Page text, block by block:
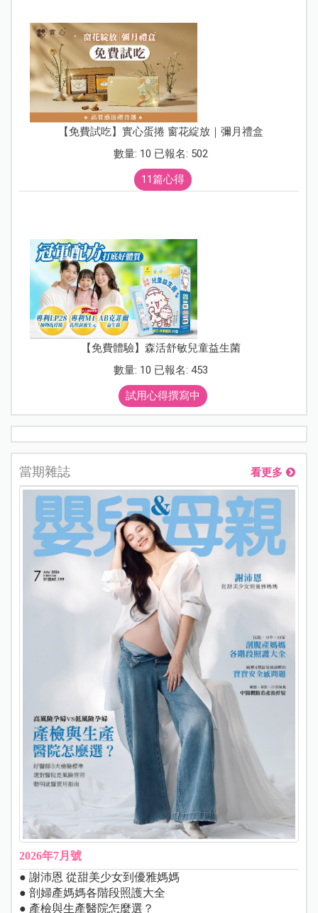
【免費試吃】實心蛋捲 窗花綻放｜彌月禮盒
數量: 10 已報名: 502
11篇心得
【免費體驗】森活舒敏兒童益生菌
數量: 10 已報名: 453
試用心得撰寫中
當期雜誌 看更多
2026年7月號
● 謝沛恩 從甜美少女到優雅媽媽
● 剖婦產媽媽各階段照護大全
● 產檢與生產醫院怎麼選？